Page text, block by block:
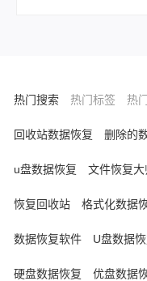
热门搜索 热门标签 热
回收站数据恢复 删除的
u盘数据恢复 文件恢复大
恢复回收站 格式化数据
数据恢复软件 U盘数据
硬盘数据恢复 优盘数据